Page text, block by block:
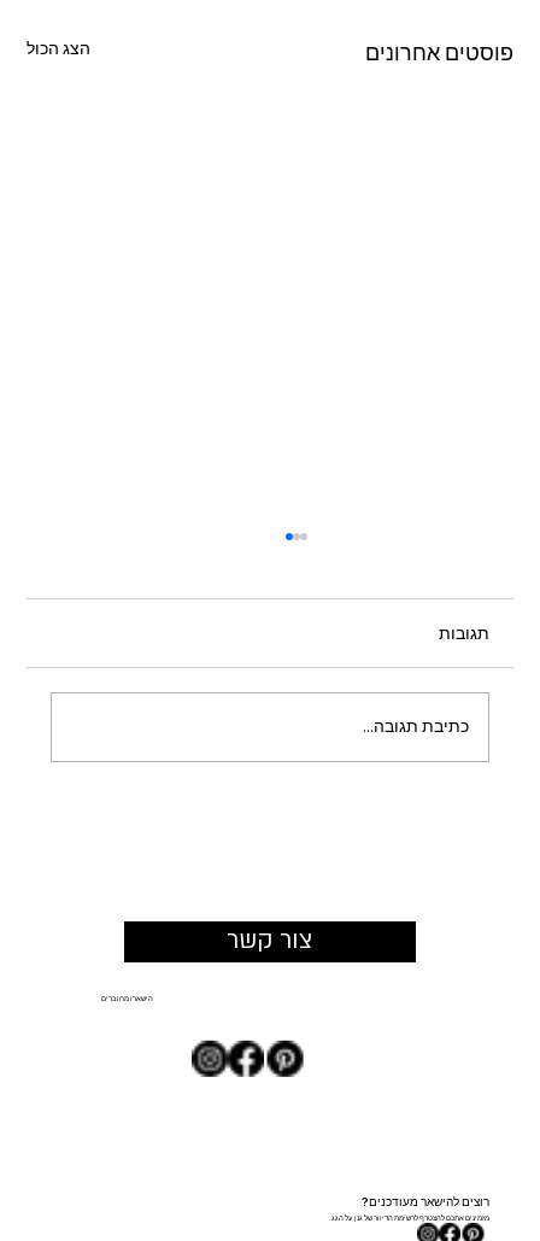
פוסטים אחרונים הצג הכול
תגובות
כתיבת תגובה...
צור קשר
הישארו מחוברים
מזמינים אתכם להצטרף לרשימת הדיוור של גנן על הגג.
רוצים להישאר מעודכנים?